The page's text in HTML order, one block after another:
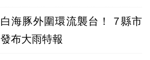
白海豚外圍環流襲台！ 7縣市
發布大雨特報